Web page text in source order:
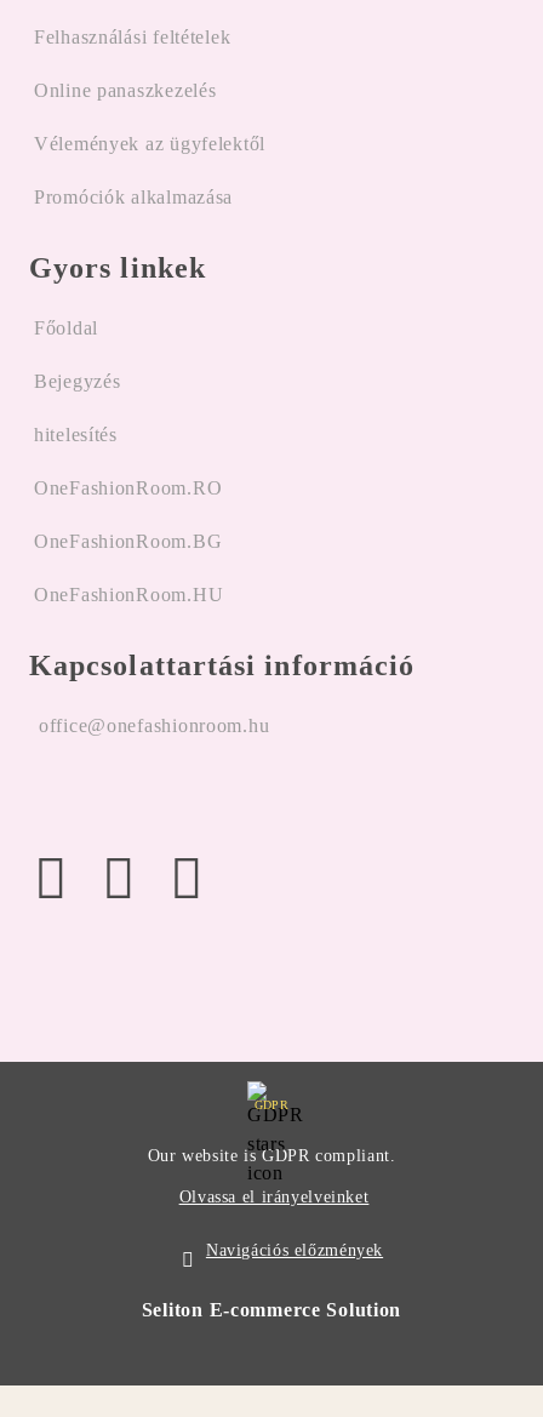
Felhasználási feltételek
Online panaszkezelés
Vélemények az ügyfelektől
Promóciók alkalmazása
Gyors linkek
Főoldal
Bejegyzés
hitelesítés
OneFashionRoom.RO
OneFashionRoom.BG
OneFashionRoom.HU
Kapcsolattartási információ
office@onefashionroom.hu
GDPR
Our website is GDPR compliant.
Olvassa el irányelveinket
Navigációs előzmények
Seliton E-commerce Solution